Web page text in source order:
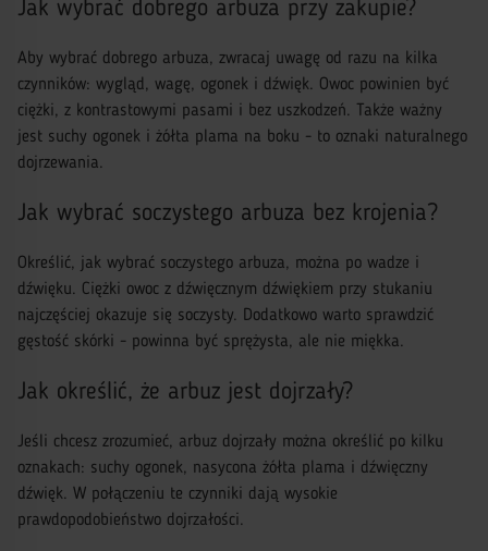
Jak wybrać dobrego arbuza przy zakupie?
Aby wybrać dobrego arbuza, zwracaj uwagę od razu na kilka
czynników: wygląd, wagę, ogonek i dźwięk. Owoc powinien być
ciężki, z kontrastowymi pasami i bez uszkodzeń. Także ważny
jest suchy ogonek i żółta plama na boku - to oznaki naturalnego
dojrzewania.
Jak wybrać soczystego arbuza bez krojenia?
Określić, jak wybrać soczystego arbuza, można po wadze i
dźwięku. Ciężki owoc z dźwięcznym dźwiękiem przy stukaniu
najczęściej okazuje się soczysty. Dodatkowo warto sprawdzić
gęstość skórki - powinna być sprężysta, ale nie miękka.
Jak określić, że arbuz jest dojrzały?
Jeśli chcesz zrozumieć, arbuz dojrzały można określić po kilku
oznakach: suchy ogonek, nasycona żółta plama i dźwięczny
dźwięk. W połączeniu te czynniki dają wysokie
prawdopodobieństwo dojrzałości.